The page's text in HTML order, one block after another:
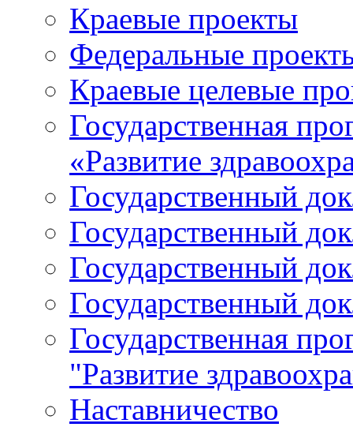
Краевые проекты
Федеральные
Краевые целевые
Государственная
«Развитие
Государственный
Государственный
Государственный
Государственный
Государственная
"Развитие
Наставничество